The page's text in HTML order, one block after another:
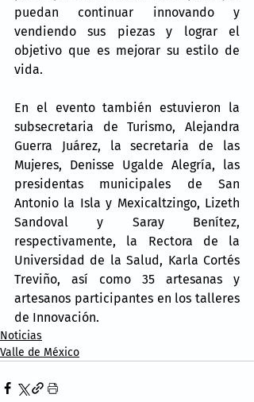
puedan continuar innovando y
vendiendo sus piezas y lograr el
objetivo que es mejorar su estilo de
vida.
En el evento también estuvieron la
subsecretaria de Turismo, Alejandra
Guerra Juárez, la secretaria de las
Mujeres, Denisse Ugalde Alegría, las
presidentas municipales de San
Antonio la Isla y Mexicaltzingo, Lizeth
Sandoval y Saray Benítez,
respectivamente, la Rectora de la
Universidad de la Salud, Karla Cortés
Treviño, así como 35 artesanas y
artesanos participantes en los talleres
de Innovación.
Noticias
Valle de México